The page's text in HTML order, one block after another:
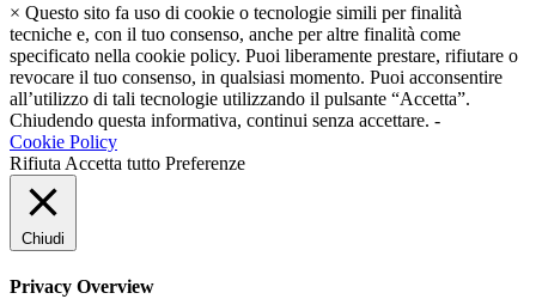
× Questo sito fa uso di cookie o tecnologie simili per finalità
tecniche e, con il tuo consenso, anche per altre finalità come
specificato nella cookie policy. Puoi liberamente prestare, rifiutare o
revocare il tuo consenso, in qualsiasi momento. Puoi acconsentire
all’utilizzo di tali tecnologie utilizzando il pulsante “Accetta”.
Chiudendo questa informativa, continui senza accettare. -
Cookie Policy
Rifiuta Accetta tutto Preferenze
Chiudi
Privacy Overview